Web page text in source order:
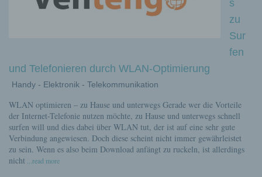
s
zu
Sur
fen
und Telefonieren durch WLAN-Optimierung
Handy - Elektronik - Telekommunikation
WLAN optimieren – zu Hause und unterwegs Gerade wer die Vorteile
der Internet-Telefonie nutzen möchte, zu Hause und unterwegs schnell
surfen will und dies dabei über WLAN tut, der ist auf eine sehr gute
Verbindung angewiesen. Doch diese scheint nicht immer gewährleistet
zu sein. Wenn es also beim Download anfängt zu ruckeln, ist allerdings
nicht ...read more